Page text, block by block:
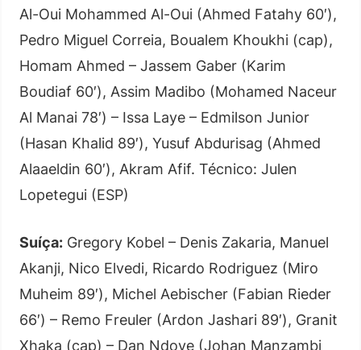
Al-Oui Mohammed Al-Oui (Ahmed Fatahy 60′),
Pedro Miguel Correia, Boualem Khoukhi (cap),
Homam Ahmed – Jassem Gaber (Karim
Boudiaf 60′), Assim Madibo (Mohamed Naceur
Al Manai 78′) – Issa Laye – Edmilson Junior
(Hasan Khalid 89′), Yusuf Abdurisag (Ahmed
Alaaeldin 60′), Akram Afif. Técnico: Julen
Lopetegui (ESP)
Suíça: Gregory Kobel – Denis Zakaria, Manuel
Akanji, Nico Elvedi, Ricardo Rodriguez (Miro
Muheim 89′), Michel Aebischer (Fabian Rieder
66′) – Remo Freuler (Ardon Jashari 89′), Granit
Xhaka (cap) – Dan Ndoye (Johan Manzambi